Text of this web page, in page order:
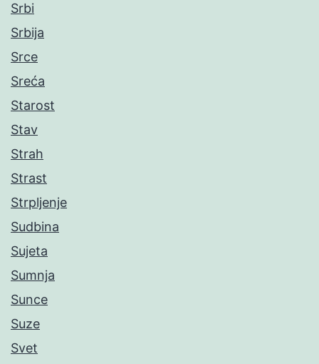
Srbi
Srbija
Srce
Sreća
Starost
Stav
Strah
Strast
Strpljenje
Sudbina
Sujeta
Sumnja
Sunce
Suze
Svet